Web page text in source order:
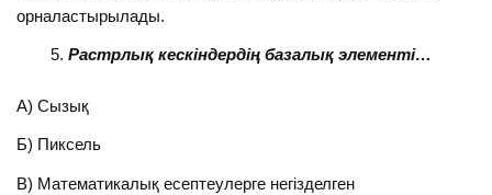
орналастырылады.
Растрлық кескіндердің базалық элементі…
А) Сызық
Б) Пиксель
В) Математикалық есептеулерге негізделген